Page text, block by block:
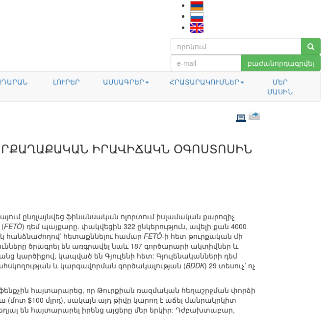
բաժանորդագրվել
ԼՈՒՐԵՐ ԱՄՍԱԳՐԵՐ ՀՐԱՏԱՐԱԿՈՒՄՆԵՐ
ՄԵՐ
ՄԱՍԻՆ
ԻՐԱՎԻՃԱԿՆ ՕԳՈՍՏՈՍԻՆ
ընդլայնվեց ֆինանսական ոլորտում իսլամական քարոզիչ
FETÖ) դեմ պայքարը. փակվեցին 322 ընկերություն, ավելի քան 4000
հանձնաժողով՝ հետաքննելու համար FETÖ-ի հետ թուրքական մի
ծրագրել են առգրավել նաև 187 գործարարի ակտիվներ և
կարծիքով, կապված են Գյուլենի հետ: Գյուլենականների դեմ
և կարգավորման գործակալության (BDDK) 29 տեսուչ՝ ոչ
հայտարարեց, որ Թուրքիան ռազմական հեղաշրջման փորձի
$100 մլրդ), սակայն այդ թիվը կարող է աճել մանրակրկիտ
են հայտարարել իրենց այցերը մեր երկիր: Դժբախտաբար,